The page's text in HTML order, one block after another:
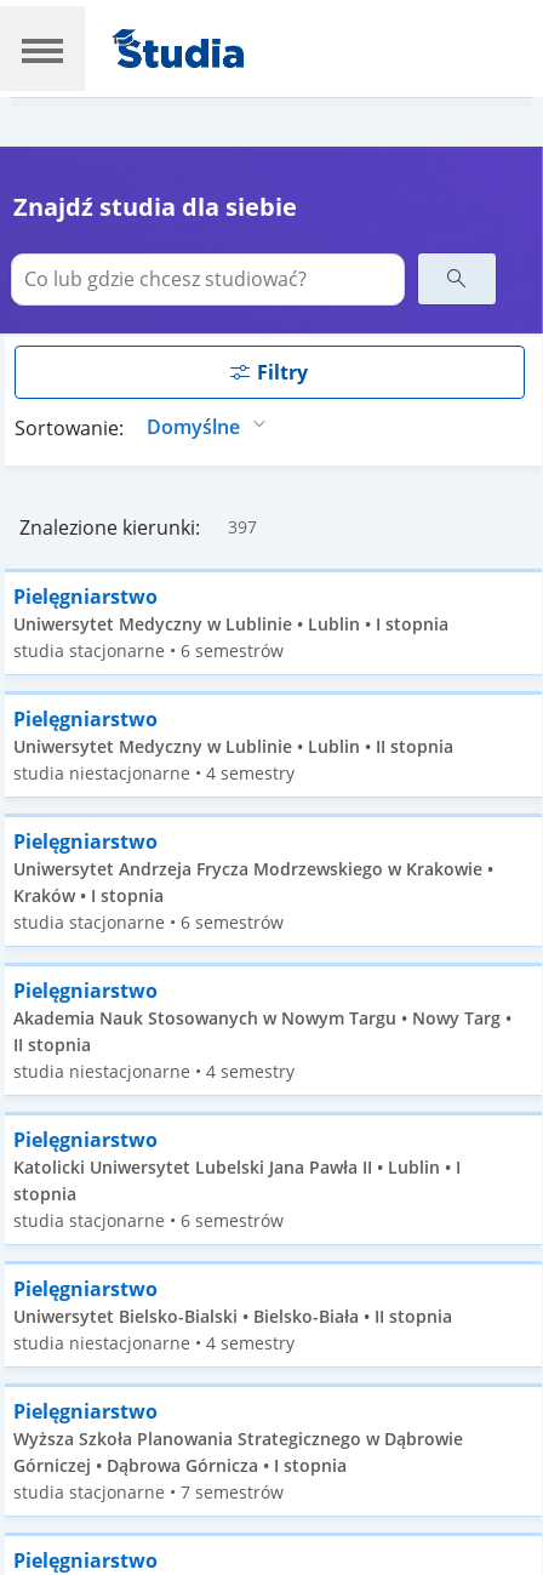
Znajdź studia dla siebie
Filtry
Sortowanie:
Znalezione kierunki: 397
Pielęgniarstwo
Uniwersytet Medyczny w Lublinie • Lublin • I stopnia
studia stacjonarne • 6 semestrów
Pielęgniarstwo
Uniwersytet Medyczny w Lublinie • Lublin • II stopnia
studia niestacjonarne • 4 semestry
Pielęgniarstwo
Uniwersytet Andrzeja Frycza Modrzewskiego w Krakowie •
Kraków • I stopnia
studia stacjonarne • 6 semestrów
Pielęgniarstwo
Akademia Nauk Stosowanych w Nowym Targu • Nowy Targ •
II stopnia
studia niestacjonarne • 4 semestry
Pielęgniarstwo
Katolicki Uniwersytet Lubelski Jana Pawła II • Lublin • I
stopnia
studia stacjonarne • 6 semestrów
Pielęgniarstwo
Uniwersytet Bielsko-Bialski • Bielsko-Biała • II stopnia
studia niestacjonarne • 4 semestry
Pielęgniarstwo
Wyższa Szkoła Planowania Strategicznego w Dąbrowie
Górniczej • Dąbrowa Górnicza • I stopnia
studia stacjonarne • 7 semestrów
Pielęgniarstwo